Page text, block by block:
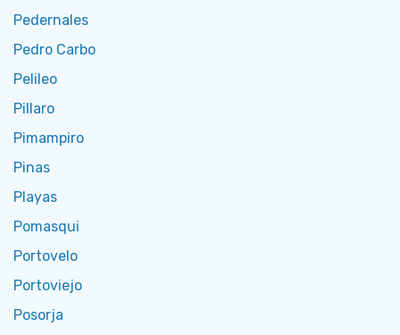
Pedernales
Pedro Carbo
Pelileo
Pillaro
Pimampiro
Pinas
Playas
Pomasqui
Portovelo
Portoviejo
Posorja